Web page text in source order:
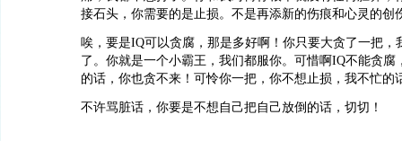
接石头，你需要的是止损。不是再添新的伤痕和心灵的创
唉，要是IQ可以贪腐，那是多好啊！你只要大贪了一把，
了。你就是一个小霸王，我们都服你。可惜啊IQ不能贪腐
的话，你也贪不来！可怜你一把，你不想止损，我不忙的
不许骂脏话，你要是不想自己把自己放倒的话，切切！